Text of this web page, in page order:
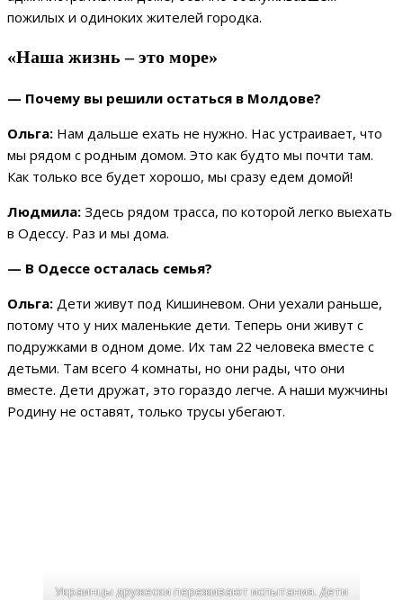
пожилых и одиноких жителей городка.
«Наша жизнь – это море»
— Почему вы решили остаться в Молдове?
Ольга: Нам дальше ехать не нужно. Нас устраивает, что
мы рядом с родным домом. Это как будто мы почти там.
Как только все будет хорошо, мы сразу едем домой!
Людмила: Здесь рядом трасса, по которой легко выехать
в Одессу. Раз и мы дома.
— В Одессе осталась семья?
Ольга: Дети живут под Кишиневом. Они уехали раньше,
потому что у них маленькие дети. Теперь они живут с
подружками в одном доме. Их там 22 человека вместе с
детьми. Там всего 4 комнаты, но они рады, что они
вместе. Дети дружат, это гораздо легче. А наши мужчины
Родину не оставят, только трусы убегают.
Украинцы дружески переживают испытания. Дети